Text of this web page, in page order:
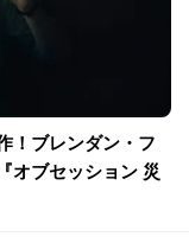
！ブレンダン・フ
オブセッション 災